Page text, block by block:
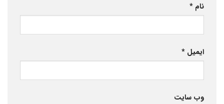
نام *
ایمیل *
وب‌ سایت